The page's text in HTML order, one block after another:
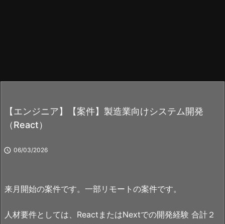
【エンジニア】【案件】製造業向けシステム開発
（React）
 06/03/2026
来月開始の案件です。一部リモートの案件です。
人材要件としては、ReactまたはNextでの開発経験 合計２